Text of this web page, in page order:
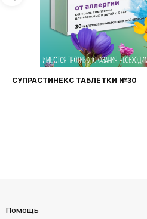
СУПРАСТИНЕКС ТАБЛЕТКИ №30
Помощь